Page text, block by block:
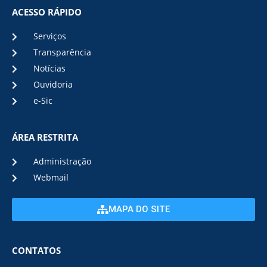
ACESSO RÁPIDO
Serviços
Transparência
Notícias
Ouvidoria
e-Sic
ÁREA RESTRITA
Administração
Webmail
MAPA DO SITE
CONTATOS